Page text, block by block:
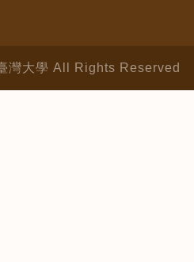
灣大學 All Rights Reserved